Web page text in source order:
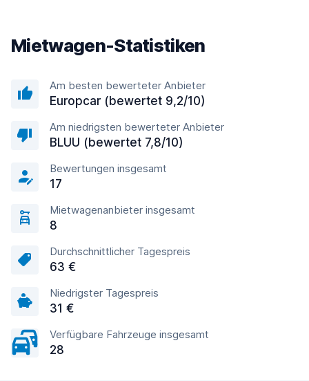
Mietwagen-Statistiken
Am besten bewerteter Anbieter
Europcar (bewertet 9,2/10)
Am niedrigsten bewerteter Anbieter
BLUU (bewertet 7,8/10)
Bewertungen insgesamt
17
Mietwagenanbieter insgesamt
8
Durchschnittlicher Tagespreis
63 €
Niedrigster Tagespreis
31 €
Verfügbare Fahrzeuge insgesamt
28